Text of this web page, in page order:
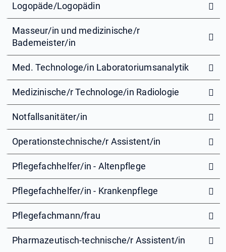
Logopäde/Logopädin
Masseur/in und medizinische/r
Bademeister/in
Med. Technologe/in Laboratoriumsanalytik
Medizinische/r Technologe/in Radiologie
Notfallsanitäter/in
Operationstechnische/r Assistent/in
Pflegefachhelfer/in - Altenpflege
Pflegefachhelfer/in - Krankenpflege
Pflegefachmann/frau
Pharmazeutisch-technische/r Assistent/in